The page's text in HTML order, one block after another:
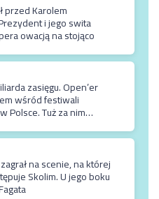
przed Karolem
i jego swita
owacją na stojąco
zasięgu. Open’er
wśród festiwali
Polsce. Tuż za nim
na scenie, na której
Skolim. U jego boku